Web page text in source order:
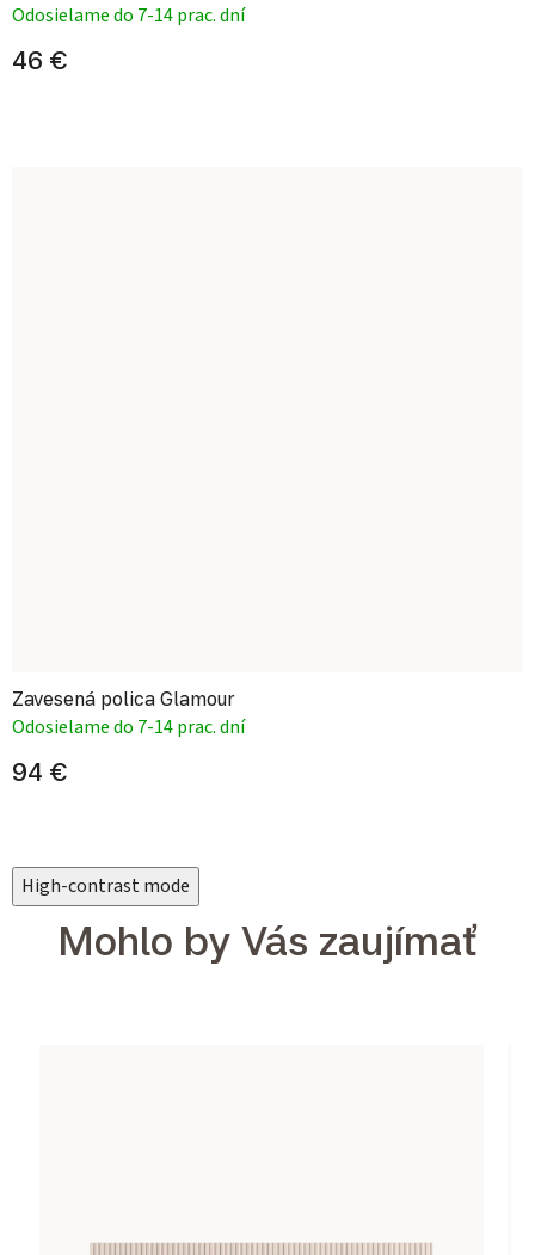
Odosielame do 7-14 prac. dní
46 €
Zavesená polica Glamour
Odosielame do 7-14 prac. dní
94 €
High-contrast mode
Mohlo by Vás zaujímať